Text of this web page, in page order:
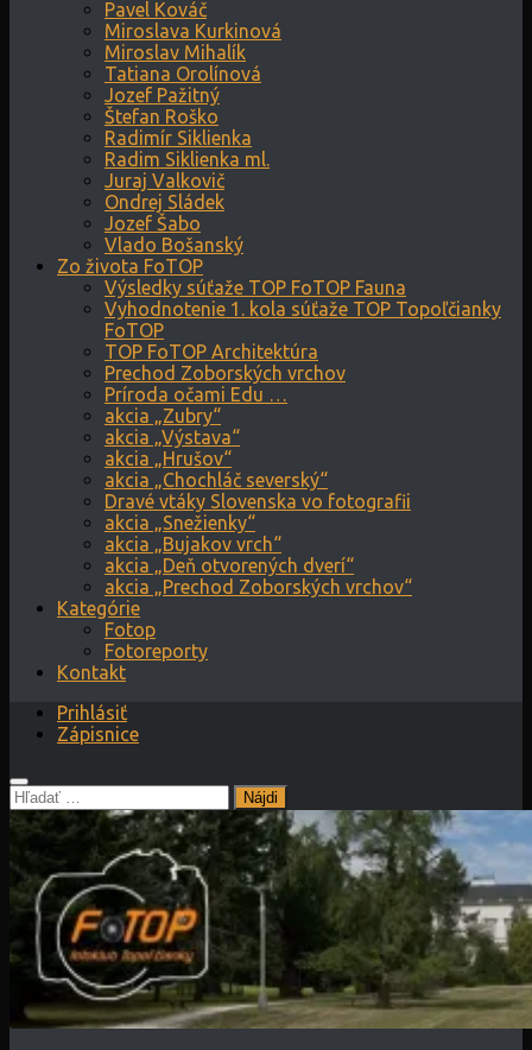
Pavel Kováč
Miroslava Kurkinová
Miroslav Mihalík
Tatiana Orolínová
Jozef Pažitný
Štefan Roško
Radimír Siklienka
Radim Siklienka ml.
Juraj Valkovič
Ondrej Sládek
Jozef Šabo
Vlado Bošanský
Zo života FoTOP
Výsledky súťaže TOP FoTOP Fauna
Vyhodnotenie 1. kola súťaže TOP Topoľčianky
FoTOP
TOP FoTOP Architektúra
Prechod Zoborských vrchov
Príroda očami Edu …
akcia „Zubry“
akcia „Výstava“
akcia „Hrušov“
akcia „Chochláč severský“
Dravé vtáky Slovenska vo fotografii
akcia „Snežienky“
akcia „Bujakov vrch“
akcia „Deň otvorených dverí“
akcia „Prechod Zoborských vrchov“
Kategórie
Fotop
Fotoreporty
Kontakt
Prihlásiť
Zápisnice
Hľadať: